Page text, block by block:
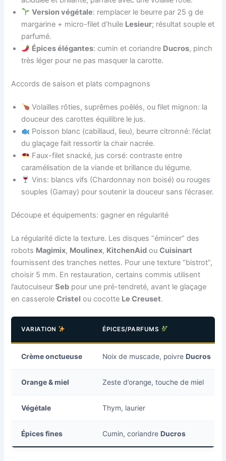
Version végétale: remplacer le beurre par 25 g de
margarine + micro-filet d’huile Lesieur; résultat souple et
parfumé.
Épices élégantes: cumin et coriandre Ducros, pinch
très léger pour ne pas masquer la carotte.
Accords de saison et plats compagnons
Volailles rôties, suprêmes poêlés, ou filet mignon: la
douceur des carottes équilibre le jus.
Poisson blanc (cabillaud, lieu), beurre citronné: l’éclat
du glaçage fait ressortir la chair nacrée.
Faux-filet snacké, jus corsé: contraste entre
caramélisation de la viande et brillance du légume.
Vins: blancs vifs (Chardonnay non boisé) ou rouges
souples (Gamay) pour soutenir la douceur sans l’écraser.
Découpe et équipements: gagner en régularité
La régularité dicte la texture. Les disques “émincer” des
robots Magimix, Moulinex, KitchenAid ouCuisinart
fournissent des tranches nettes. Pour une texture “bistrot”,
choisir 5 mm. En restauration, certains commis utilisent
l’autocuiseurSeb pour une pré-tendreté, avant le glaçage
en casseroleCristel ou cocotte Le Creuset.
VARIATION ÉPICES/PARFUMS
Crème onctueuse Noix de muscade, poivre Ducros
Orange & miel Zeste d’orange, touche de miel
Végétale Thym, laurier
Épices fines Cumin, coriandre Ducros